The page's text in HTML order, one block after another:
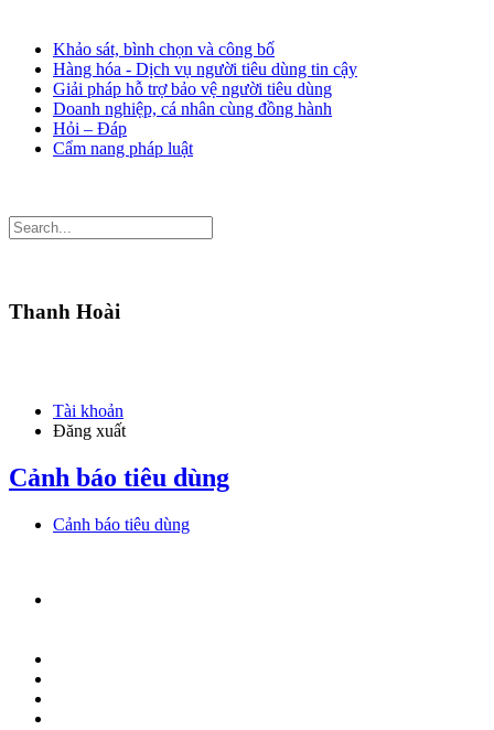
Khảo sát, bình chọn và công bố
Hàng hóa - Dịch vụ người tiêu dùng tin cậy
Giải pháp hỗ trợ bảo vệ người tiêu dùng
Doanh nghiệp, cá nhân cùng đồng hành
Hỏi – Đáp
Cẩm nang pháp luật
Thanh Hoài
Tài khoản
Đăng xuất
Cảnh báo tiêu dùng
Cảnh báo tiêu dùng